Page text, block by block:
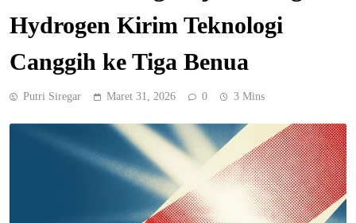
Hydrogen Kirim Teknologi
Canggih ke Tiga Benua
Putri Siregar Maret 31, 2026 0 3 Mins